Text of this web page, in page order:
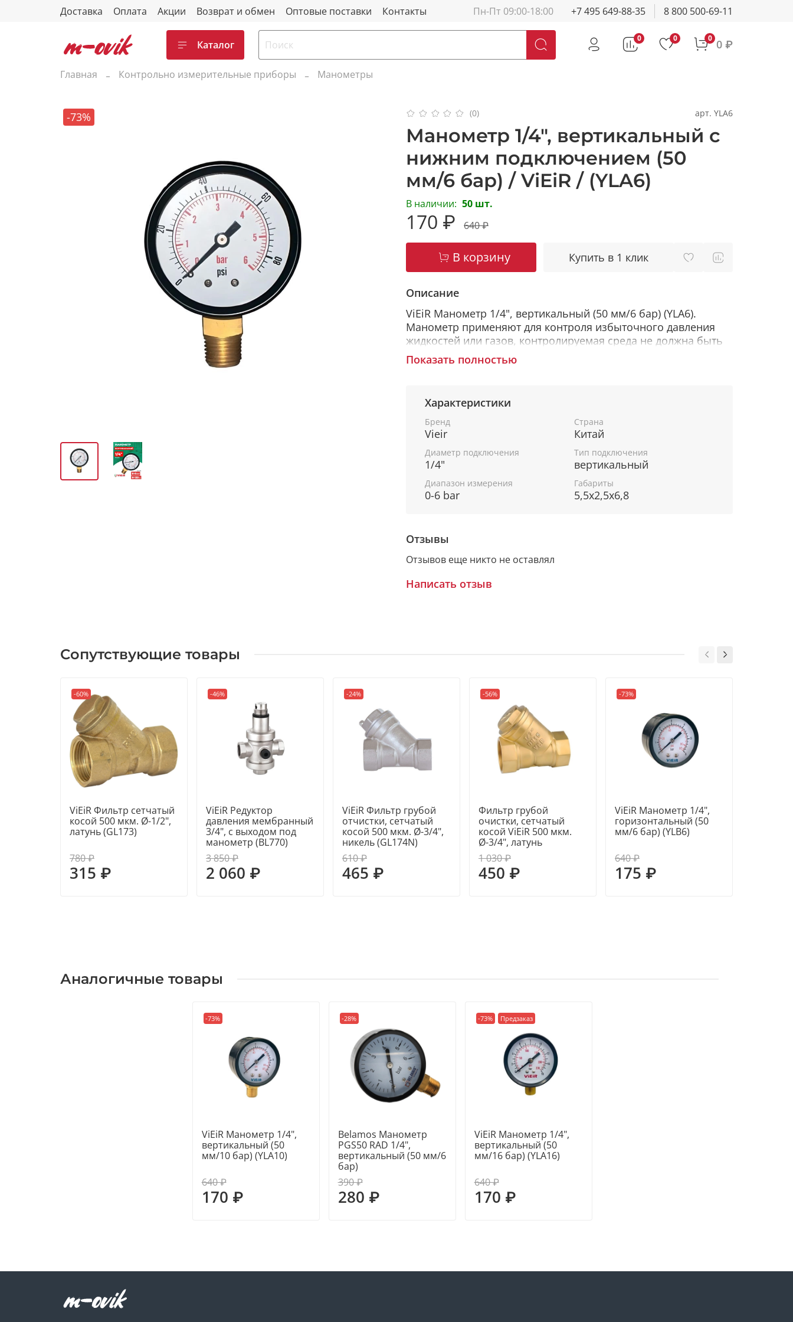
Доставка Оплата Акции Возврат и обмен Оптовые поставки Контакты Пн-Пт 09:00-18:00 +7 495 649-88-35 8 800 500-69-11
Каталог
0 0 0 0 ₽
Главная Контрольно измерительные приборы Манометры
-73% (0) арт. YLA6
Манометр 1/4", вертикальный с
нижним подключением (50
мм/6 бар) / ViEiR / (YLA6)
В наличии: 50 шт.
170 ₽ 640 ₽
В корзину Купить в 1 клик
Описание
ViEiR Манометр 1/4", вертикальный (50 мм/6 бар) (YLA6).
Манометр применяют для контроля избыточного давления
жидкостей или газов, контролируемая среда не должна быть
вязкой, кристаллизующейся, и температурой более + 120 °C.
металла устойчивого к коррозии и окрашен
высококачественной эмалью черного цвета для
дополнительной защиты от коррозии. Диаметр корпуса 50 мм.
указана в Bar, psi. Защита циферблата - минеральное стекло.
Показать полностью
Характеристики
Бренд
Vieir
Страна
Китай
Диаметр подключения
1/4"
Тип подключения
вертикальный
Диапазон измерения
0-6 bar
Габариты
5,5x2,5x6,8
Отзывы
Отзывов еще никто не оставлял
Написать отзыв
Сопутствующие товары
-60%
ViEiR Фильтр сетчатый
косой 500 мкм. Ø-1/2",
латунь (GL173)
780 ₽
315 ₽
-46%
ViEiR Редуктор
давления мембранный
3/4", с выходом под
манометр (BL770)
3 850 ₽
2 060 ₽
-24%
ViEiR Фильтр грубой
отчистки, сетчатый
косой 500 мкм. Ø-3/4",
никель (GL174N)
610 ₽
465 ₽
-56%
Фильтр грубой
очистки, сетчатый
косой ViEiR 500 мкм.
Ø-3/4", латунь
1 030 ₽
450 ₽
-73%
ViEiR Манометр 1/4",
горизонтальный (50
мм/6 бар) (YLB6)
640 ₽
175 ₽
Аналогичные товары
-73%
ViEiR Манометр 1/4",
вертикальный (50
мм/10 бар) (YLA10)
640 ₽
170 ₽
-28%
Belamos Манометр
PGS50 RAD 1/4",
вертикальный (50 мм/6
бар)
390 ₽
280 ₽
-73% Предзаказ
ViEiR Манометр 1/4",
вертикальный (50
мм/16 бар) (YLA16)
640 ₽
170 ₽